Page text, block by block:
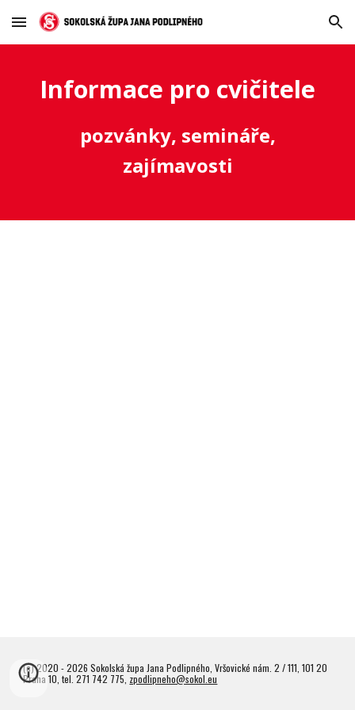
Skip to main content Skip to navigation
Informace pro cvičitele
pozvánky, semináře,
zajímavosti
(c) 2020 - 2026 Sokolská župa Jana Podlipného, Vršovické nám. 2 / 111, 101 20
Praha 10, tel. 271 742 775, zpodlipneho@sokol.eu